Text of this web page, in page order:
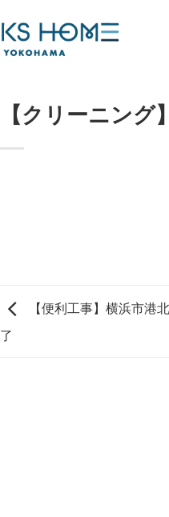
【クリーニン
【便利工事】横浜市港
了